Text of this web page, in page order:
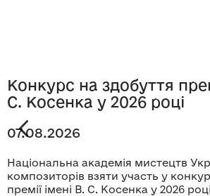
Конкурс на здобуття
С. Косенка у 2026 році
07.08.2026
Національна академія мистецтв
композиторів взяти участь у
премії імені В. С. Косенка у 2026 році